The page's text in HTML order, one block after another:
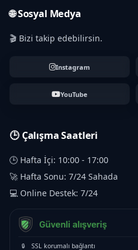
🌐 Sosyal Medya
🎬 Bizi takip edebilirsin.
Instagram
YouTube
🕒 Çalışma Saatleri
🕒 Hafta İçi: 10:00 - 17:00
🚀 Hafta Sonu: 7/24 Sahada
💻 Online Destek: 7/24
🔒 SSL korumalı bağlantı